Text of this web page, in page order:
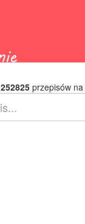
252825przepisów na